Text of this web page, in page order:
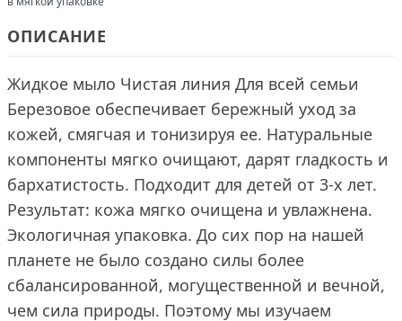
ОПИСАНИЕ
Жидкое мыло Чистая линия Для всей семьи
Березовое обеспечивает бережный уход за
кожей, смягчая и тонизируя ее. Натуральные
компоненты мягко очищают, дарят гладкость и
бархатистость. Подходит для детей от 3-х лет.
Результат: кожа мягко очищена и увлажнена.
Экологичная упаковка. До сих пор на нашей
планете не было создано силы более
сбалансированной, могущественной и вечной,
чем сила природы. Поэтому мы изучаем